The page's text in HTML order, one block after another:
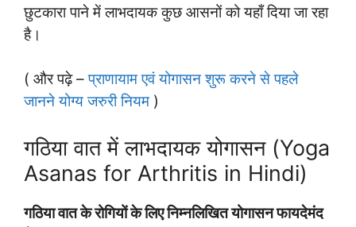
छुटकारा पाने में लाभदायक कुछ आसनों को यहाँ दिया जा रहा
है।
( और पढ़े –प्राणायाम एवं योगासन शुरू करने से पहले
जानने योग्य जरुरी नियम )
गठिया वात में लाभदायक योगासन (Yoga
Asanas for Arthritis in Hindi)
गठिया वात के रोगियों के लिए निम्नलिखित योगासन फायदेमंद